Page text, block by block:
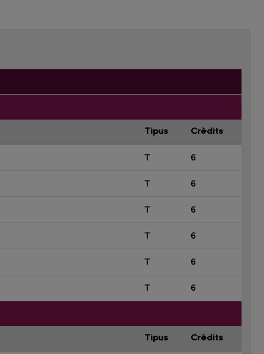
Tipus Crèdits
T 6
T 6
T 6
T 6
T 6
T 6
Tipus Crèdits